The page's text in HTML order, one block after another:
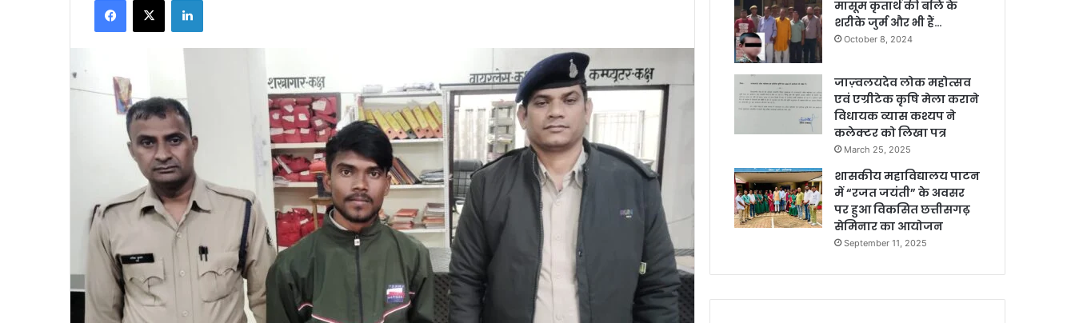
मासूम कृतार्थ की बलि के
शरीके जुर्म और भी हैं…
October 8, 2024
जाज़्वलयदेव लोक महोत्सव
एवं एग्रीटेक कृषि मेला कराने
विधायक व्यास कश्यप ने
कलेक्टर को लिखा पत्र
March 25, 2025
शासकीय महाविद्यालय पाटन
में “रजत जयंती” के अवसर
पर हुआ विकसित छत्तीसगढ़
सेमिनार का आयोजन
September 11, 2025